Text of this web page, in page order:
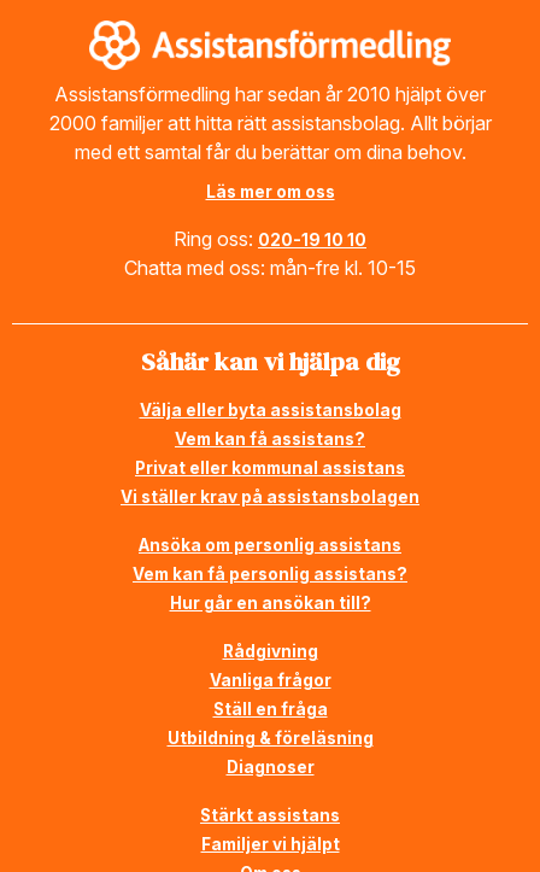
Assistansförmedling har sedan år 2010 hjälpt över
2000 familjer att hitta rätt assistansbolag. Allt börjar
med ett samtal får du berättar om dina behov.
Läs mer om oss
Ring oss: 020-19 10 10
Chatta med oss: mån-fre kl. 10-15
Såhär kan vi hjälpa dig
Välja eller byta assistansbolag
Vem kan få assistans?
Privat eller kommunal assistans
Vi ställer krav på assistansbolagen
Ansöka om personlig assistans
Vem kan få personlig assistans?
Hur går en ansökan till?
Rådgivning
Vanliga frågor
Ställ en fråga
Utbildning & föreläsning
Diagnoser
Stärkt assistans
Familjer vi hjälpt